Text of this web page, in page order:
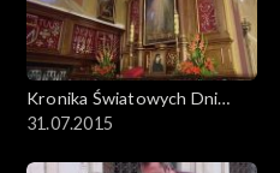
Kronika Światowych Dni
Młodzieży
31.07.2015